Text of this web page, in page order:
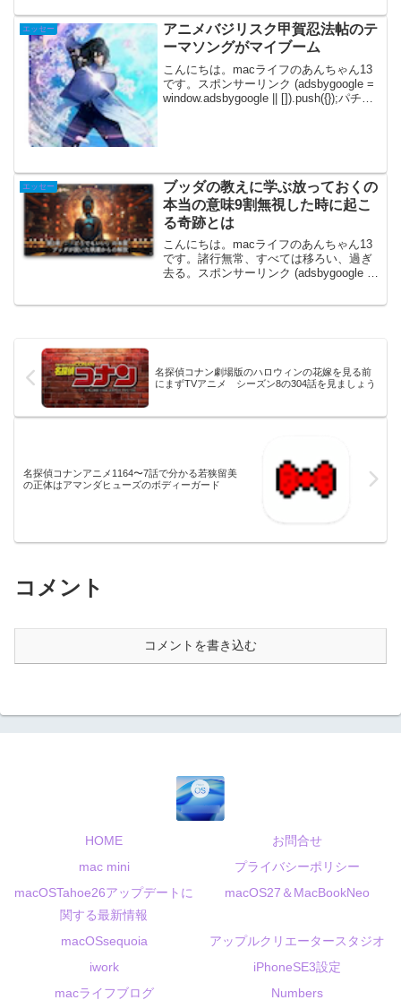
= window.adsbyg...
エッセー
アニメバジリスク甲賀忍法帖のテ
ーマソングがマイブーム
こんにちは。macライフのあんちゃん13
です。スポンサーリンク (adsbygoogle =
window.adsbygoogle || []).push({});パチス
エッセー
ブッダの教えに学ぶ放っておくの
本当の意味9割無視した時に起こ
る奇跡とは
こんにちは。macライフのあんちゃん13
です。諸行無常、すべては移ろい、過ぎ
去る。スポンサーリンク (adsbygoogle =
我、あらゆるすべてのものは自分のも...
名探偵コナン劇場版のハロウィンの花嫁を見る前
にまずTVアニメ シーズン8の304話を見ましょう
名探偵コナンアニメ1164〜7話で分かる若狭留美
の正体はアマンダヒューズのボディーガード
コメント
コメントを書き込む
HOME
お問合せ
mac mini
プライバシーポリシー
macOSTahoe26アップデートに
関する最新情報
macOS27＆MacBookNeo
macOSsequoia
アップルクリエータースタジオ
iwork
iPhoneSE3設定
macライフブログ
Numbers